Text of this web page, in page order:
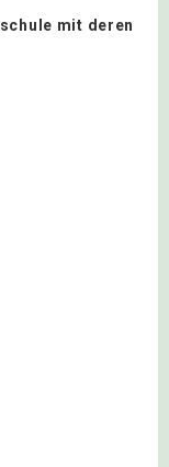
mit deren